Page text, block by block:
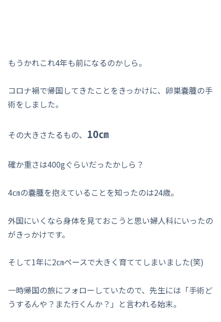
もうかれこれ4年も前になるのかしら。
コロナ禍で帰国してきたことをきっかけに、卵巣嚢腫の手
術をしました。
その大きさたるもの、 10㎝
確か重さは400gぐらいだったかしら？
4㎝の嚢腫を抱えていることを知ったのは24歳。
外国にいくなら身体を見ておこうと思い婦人科にいったの
がきっかけです。
そして1年に2㎝ペースで大きく育ててしまいました(笑)
一時帰国の旅にフォローしていたので、先生には「手術ど
うするんや？また行くんか？」と言われる始末。